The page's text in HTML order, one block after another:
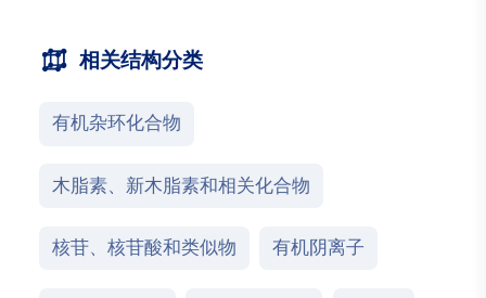
相关结构分类
有机杂环化合物
木脂素、新木脂素和相关化合物
核苷、核苷酸和类似物 有机阴离子